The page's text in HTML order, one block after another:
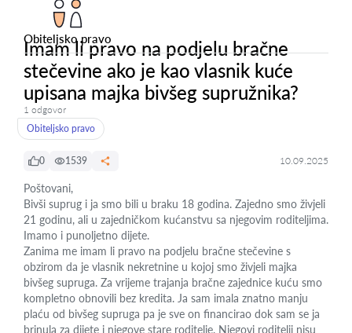
Obiteljsko pravo
Imam li pravo na podjelu bračne
stečevine ako je kao vlasnik kuće
upisana majka bivšeg supružnika?
1 odgovor
Obiteljsko pravo
0 1539 10.09.2025
Poštovani,
Bivši suprug i ja smo bili u braku 18 godina. Zajedno smo živjeli
21 godinu, ali u zajedničkom kućanstvu sa njegovim roditeljima.
Imamo i punoljetno dijete.
Zanima me imam li pravo na podjelu bračne stečevine s
obzirom da je vlasnik nekretnine u kojoj smo živjeli majka
bivšeg supruga. Za vrijeme trajanja bračne zajednice kuću smo
kompletno obnovili bez kredita. Ja sam imala znatno manju
plaću od bivšeg supruga pa je sve on financirao dok sam se ja
brinula za dijete i njegove stare roditelje. Njegovi roditelji nisu